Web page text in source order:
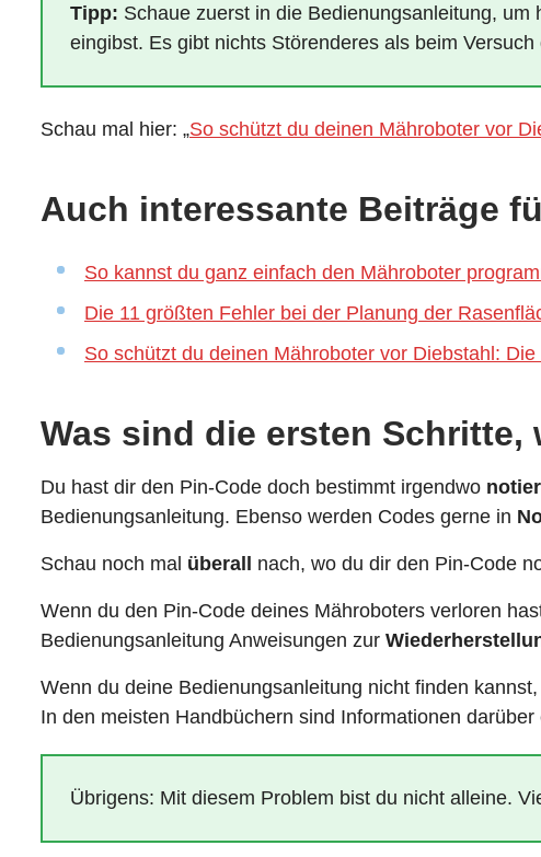
Tipp: Schaue zuerst in die Bedienungsanleitung,
eingibst. Es gibt nichts Störenderes als beim
Schau mal hier: „So schützt du deinen Mähroboter vor
Auch interessante Beiträge
So kannst du ganz einfach den Mähroboter
Die 11 größten Fehler bei der Planung der
So schützt du deinen Mähroboter vor Diebstahl: Die
Was sind die ersten
Du hast dir den Pin-Code doch bestimmt irgendwo
Bedienungsanleitung. Ebenso werden Codes gerne in
Schau noch mal überall nach, wo du dir den Pin-Code
Wenn du den Pin-Code deines Mähroboters verloren
Bedienungsanleitung Anweisungen zur
Wenn du deine Bedienungsanleitung nicht finden
In den meisten Handbüchern sind Informationen
Übrigens: Mit diesem Problem bist du nicht alleine.